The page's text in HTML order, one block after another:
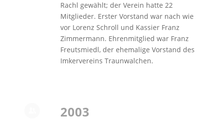
Rachl gewählt; der Verein hatte 22
Mitglieder. Erster Vorstand war nach wie
vor Lorenz Schroll und Kassier Franz
Zimmermann. Ehrenmitglied war Franz
Freutsmiedl, der ehemalige Vorstand des
Imkervereins Traunwalchen.
2003